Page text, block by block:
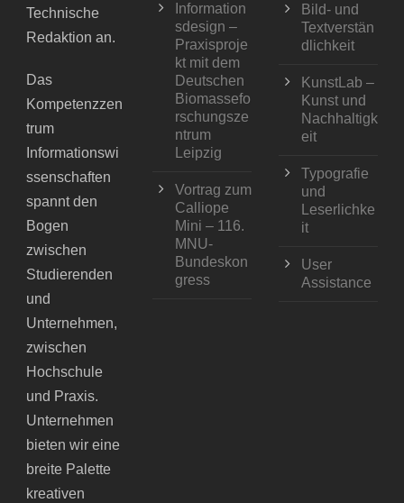
Technische
Redaktion an.
Das
Kompetenzzen
trum
Informationswi
ssenschaften
spannt den
Bogen
zwischen
Studierenden
und
Unternehmen,
zwischen
Hochschule
und Praxis.
Unternehmen
bieten wir eine
breite Palette
kreativen
Information
sdesign –
Praxisproje
kt mit dem
Deutschen
Biomassefo
rschungsze
ntrum
Leipzig
Vortrag zum
Calliope
Mini – 116.
MNU-
Bundeskon
gress
Bild- und
Textverstän
dlichkeit
KunstLab –
Kunst und
Nachhaltigk
eit
Typografie
und
Leserlichke
it
User
Assistance